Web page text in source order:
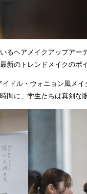
るヘアメイクアップアー
新のトレンドメイクのポ
ドル・ウォニョン風メイ
間に、学生たちは真剣な